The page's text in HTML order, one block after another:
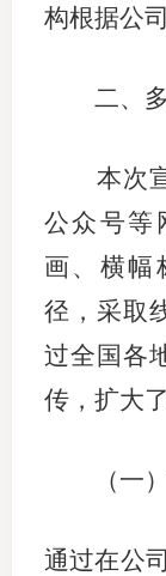
构根据公
二、多
本次宣
公众号等
画、横幅
径，采取
过全国各
传，扩大
（一）
通过在公